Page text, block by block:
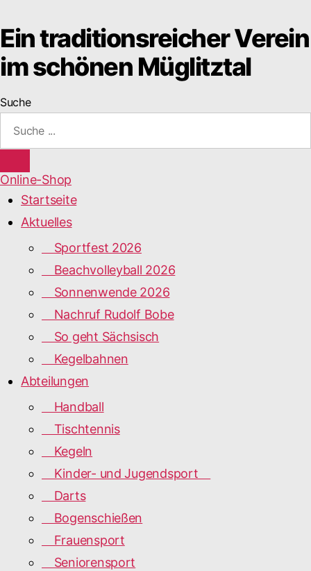
Ein traditionsreicher Verein
im schönen Müglitztal
Suche
Online-Shop
Startseite
Aktuelles
Sportfest 2026
Beachvolleyball 2026
Sonnenwende 2026
Nachruf Rudolf Bobe
So geht Sächsisch
Kegelbahnen
Abteilungen
Handball
Tischtennis
Kegeln
Kinder- und Jugendsport
Darts
Bogenschießen
Frauensport
Seniorensport